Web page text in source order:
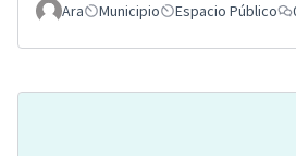
Ara Municipio Espacio Público